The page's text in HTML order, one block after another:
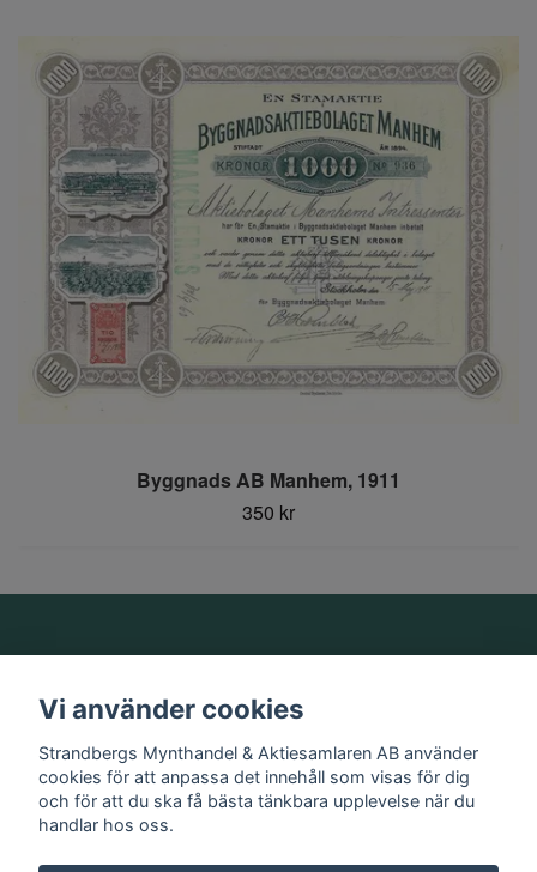
Byggnads AB Manhem, 1911
350 kr
Information
Sociala medier
Vi använder cookies
Strandbergs Mynthandel & Aktiesamlaren AB använder
cookies för att anpassa det innehåll som visas för dig
och för att du ska få bästa tänkbara upplevelse när du
handlar hos oss.